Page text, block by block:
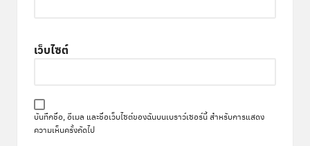
เว็บไซต์
บันทึกชื่อ, อีเมล และชื่อเว็บไซต์ของฉันบนเบราว์เซอร์นี้ สำหรับการแสดง
ความเห็นครั้งถัดไป